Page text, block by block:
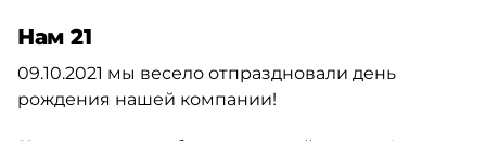
Нам 21
09.10.2021 мы весело отпраздновали день
рождения нашей компании!